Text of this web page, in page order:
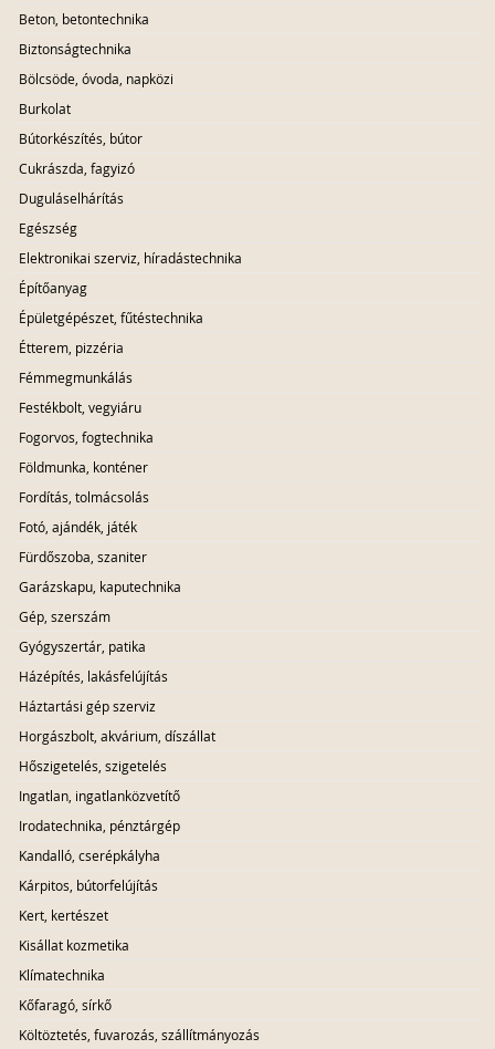
Beton, betontechnika
Biztonságtechnika
Bölcsöde, óvoda, napközi
Burkolat
Bútorkészítés, bútor
Cukrászda, fagyizó
Duguláselhárítás
Egészség
Elektronikai szerviz, híradástechnika
Építőanyag
Épületgépészet, fűtéstechnika
Étterem, pizzéria
Fémmegmunkálás
Festékbolt, vegyiáru
Fogorvos, fogtechnika
Földmunka, konténer
Fordítás, tolmácsolás
Fotó, ajándék, játék
Fürdőszoba, szaniter
Garázskapu, kaputechnika
Gép, szerszám
Gyógyszertár, patika
Házépítés, lakásfelújítás
Háztartási gép szerviz
Horgászbolt, akvárium, díszállat
Hőszigetelés, szigetelés
Ingatlan, ingatlanközvetítő
Irodatechnika, pénztárgép
Kandalló, cserépkályha
Kárpitos, bútorfelújítás
Kert, kertészet
Kisállat kozmetika
Klímatechnika
Kőfaragó, sírkő
Költöztetés, fuvarozás, szállítmányozás